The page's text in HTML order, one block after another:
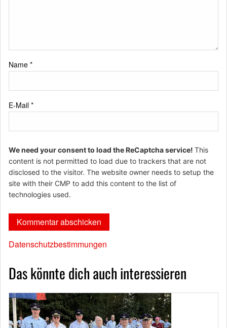
Name *
E-Mail *
We need your consent to load the ReCaptcha service! This
content is not permitted to load due to trackers that are not
disclosed to the visitor. The website owner needs to setup the
site with their CMP to add this content to the list of
technologies used.
Datenschutzbestimmungen
Das könnte dich auch interessieren